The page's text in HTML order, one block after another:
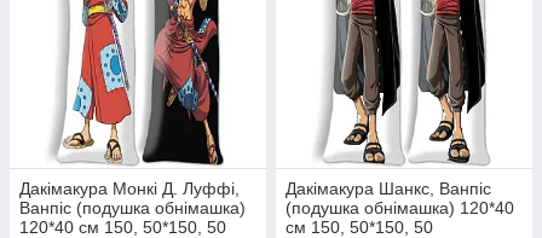
Дакімакура Монкі Д. Луффі,
Ванпіс (подушка обнімашка)
120*40 см 150, 50*150, 50
Дакімакура Шанкс, Ванпіс
(подушка обнімашка) 120*40
см 150, 50*150, 50